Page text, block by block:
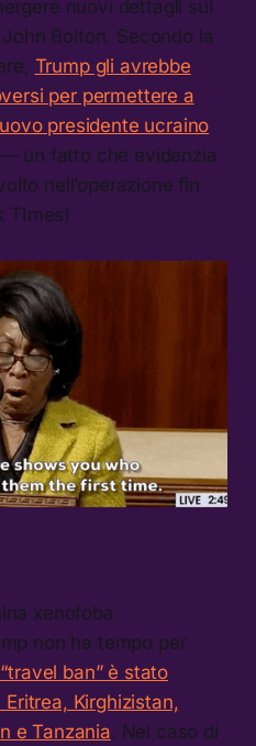
nuovi dettagli sul
Bolton. Secondo la
Trump gli avrebbe
per permettere a
presidente ucraino
— un fatto che evidenzia
nell’operazione fin
TImes)
xenofoba
non ha tempo per
ban” è stato
Kirghizistan,
e Tanzania. Nel caso di